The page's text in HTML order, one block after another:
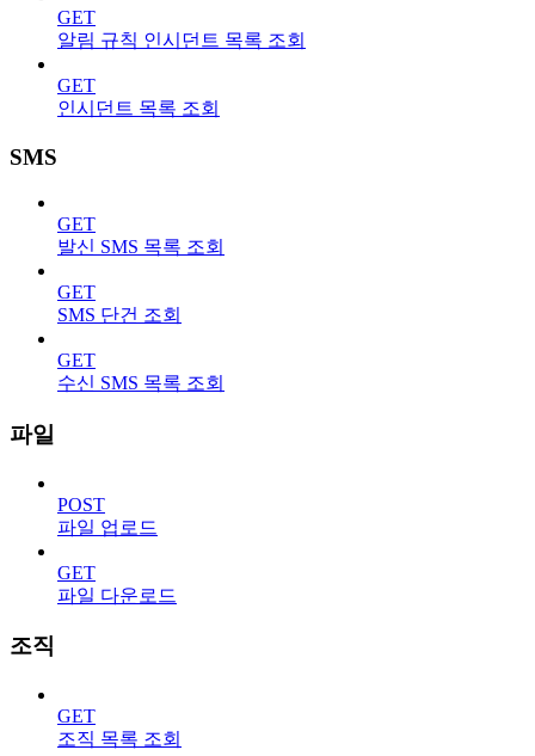
GET
알림 규칙 인시던트 목록 조회
GET
인시던트 목록 조회
SMS
GET
발신 SMS 목록 조회
GET
SMS 단건 조회
GET
수신 SMS 목록 조회
파일
POST
파일 업로드
GET
파일 다운로드
조직
GET
조직 목록 조회